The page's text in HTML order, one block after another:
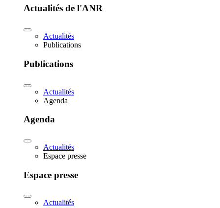
Actualités de l'ANR
Actualités
Publications
Publications
Actualités
Agenda
Agenda
Actualités
Espace presse
Espace presse
Actualités